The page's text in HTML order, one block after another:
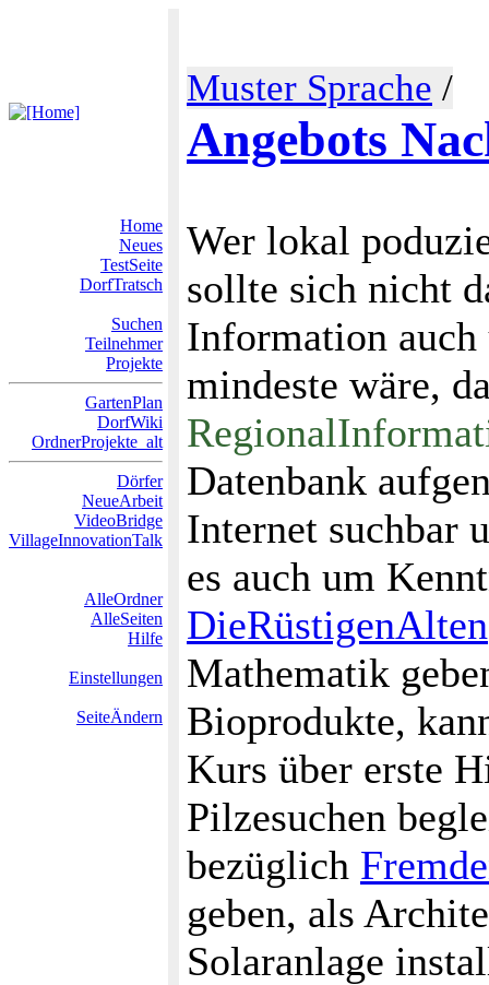
Muster Sprache /
Angebots
Home
Neues
TestSeite
DorfTratsch
Suchen
Teilnehmer
Projekte
GartenPlan
DorfWiki
OrdnerProjekte_alt
Dörfer
NeueArbeit
VideoBridge
VillageInnovationTalk
AlleOrdner
AlleSeiten
Hilfe
Einstellungen
SeiteÄndern
Wer lokal
sollte sich nicht
Information auch
mindeste wäre,
Datenbank
Internet suchbar
es auch um
DieRüstigenAlten
Mathematik
Bioprodukte,
Kurs über erste
Pilzesuchen
bezüglich
geben, als
Solaranlage